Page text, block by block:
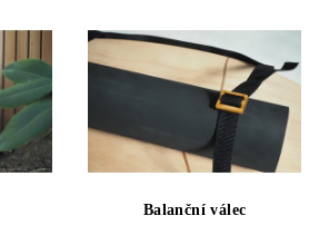
Balanční válec